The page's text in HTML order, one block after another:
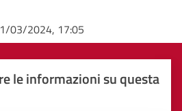
03/2024, 17:05
le informazioni su questa